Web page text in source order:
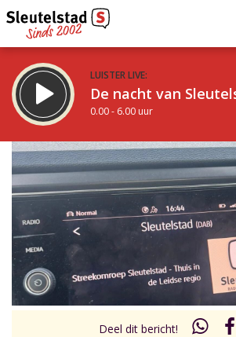
LUISTER LIVE:
De nacht van
0.00 - 6.00 uur
STRAKS:
De ochtend van Sleutelstad
6.00 - 12.00 uur
Vorig uur
uur 1 van 0
Deel dit bericht!